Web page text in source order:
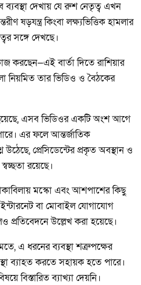
ব্যবস্থা দেখায় যে রুশ নেতৃত্ব এখন
ষড়যন্ত্র কিংবা লক্ষ্যভিত্তিক হামলার
সঙ্গে দেখছে।
করছেন—এই বার্তা দিতে রাশিয়ার
নিয়মিত তার ভিডিও ও বৈঠকের
এসব ভিডিওর একটি অংশ আগে
এর ফলে আন্তর্জাতিক
উঠেছে, প্রেসিডেন্টের প্রকৃত অবস্থান ও
রয়েছে।
মস্কো এবং আশপাশের কিছু
বা মোবাইল যোগাযোগ
প্রতিবেদনে উল্লেখ করা হয়েছে।
এ ধরনের ব্যবস্থা শত্রুপক্ষের
ব্যাহত করতে সহায়ক হতে পারে।
বিস্তারিত ব্যাখ্যা দেয়নি।